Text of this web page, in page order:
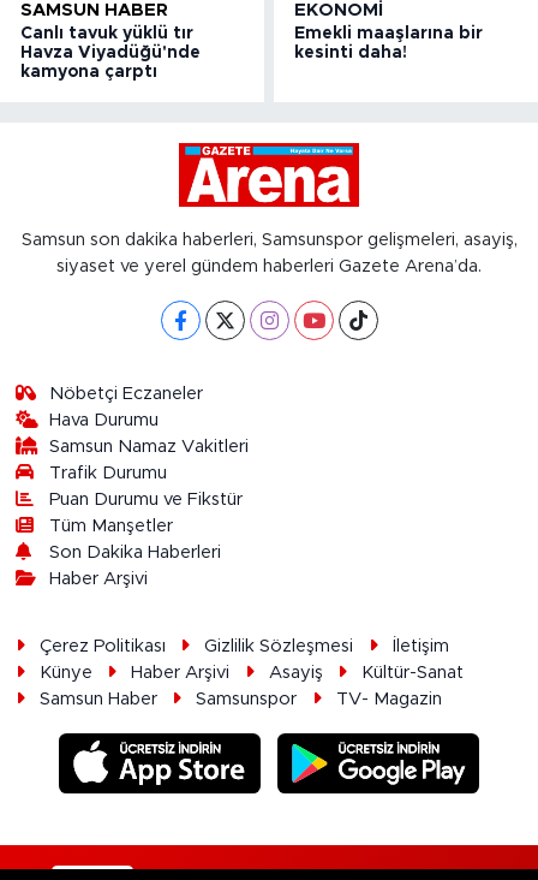
SAMSUN HABER
Canlı tavuk yüklü tır
Havza Viyadüğü'nde
kamyona çarptı
EKONOMI
Emekli maaşlarına bir
kesinti daha!
Samsun son dakika haberleri, Samsunspor gelişmeleri, asayiş,
siyaset ve yerel gündem haberleri Gazete Arena’da.
Nöbetçi Eczaneler
Hava Durumu
Samsun Namaz Vakitleri
Trafik Durumu
Puan Durumu ve Fikstür
Tüm Manşetler
Son Dakika Haberleri
Haber Arşivi
Çerez Politikası Gizlilik Sözleşmesi
İletişim
Künye
Haber Arşivi Asayiş
Kültür-Sanat
Samsun Haber
Samsunspor TV- Magazin